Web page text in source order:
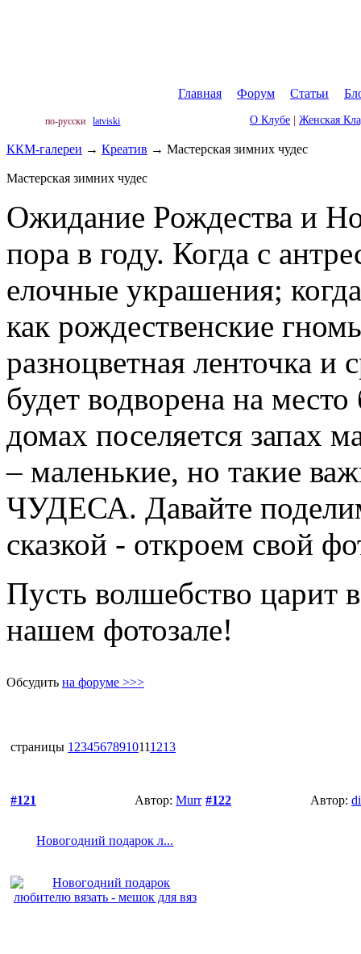
Главная Форум Статьи
по-русски latviski О Клубе Женская
ККМ-галереи → Креатив → Мастерская зимних чудес
Мастерская зимних чудес
Ожидание Рождества и
пора в году. Когда с
елочные украшения;
как рождественские
разноцветная ленточка и
будет водворена на
домах поселяется запах
– маленькие, но такие
ЧУДЕСА. Давайте
сказкой - откроем свой
Пусть волшебство царит
нашем фотозале!
Обсудить на форуме >>>
страницы 1 2345678910111213
#121 Автор: Murr
Новогодний подарок л...
#122 Автор: